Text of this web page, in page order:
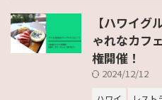
【ハワイ
ゃれなカフ
権開催！
2024/12/12